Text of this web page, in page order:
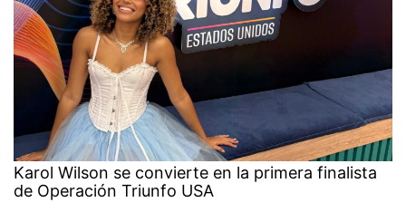
Karol Wilson se convierte en la primera finalista
de Operación Triunfo USA